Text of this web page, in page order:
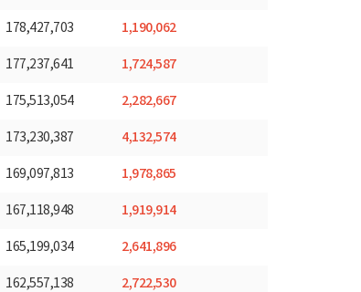
178,427,703 1,190,062
177,237,641 1,724,587
175,513,054 2,282,667
173,230,387 4,132,574
169,097,813 1,978,865
167,118,948 1,919,914
165,199,034 2,641,896
162,557,138 2,722,530